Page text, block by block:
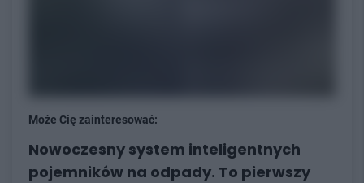
Może Cię zainteresować:
Nowoczesny system inteligentnych
pojemników na odpady. To pierwszy